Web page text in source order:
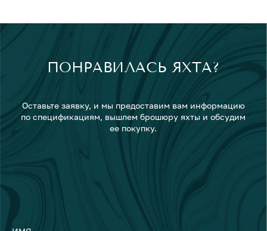
ПОНРАВИЛАСЬ ЯХТА?
Оставьте заявку, и мы предоставим вам информацию
по спецификациям, вышлем брошюру яхты и обсудим
ее покупку.